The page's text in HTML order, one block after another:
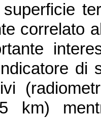
correlato
di
km)